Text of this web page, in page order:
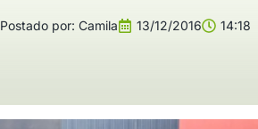
Postado por: Camila 13/12/2016 14:18